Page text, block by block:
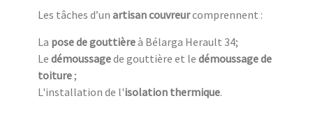
Les tâches d’un artisan couvreurcomprennent :
La pose de gouttièreà Bélarga Herault 34;
Le démoussagede gouttière et le démoussage de
toiture;
L'installation de l'isolation thermique.